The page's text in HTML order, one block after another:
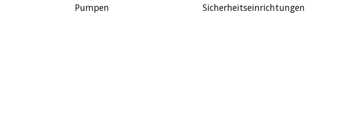
Pumpen Sicherheitseinrichtungen